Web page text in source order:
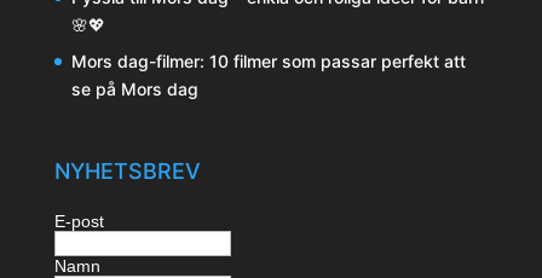
🌸💖
Mors dag-filmer: 10 filmer som passar perfekt att
se på Mors dag
NYHETSBREV
E-post
Namn